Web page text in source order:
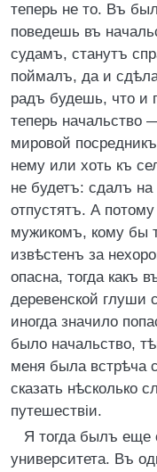
теперь не то. Въ
поведешь въ
судамъ, станутъ
поймалъ, да и
радъ будешь, что и
теперь начальство
мировой
нему или хоть къ
не будетъ: сдалъ
отпустятъ. А
мужикомъ, кому бы
извѣстенъ за
опасна, тогда какъ
деревенской
иногда значило
было начальство,
меня была встрѣча
сказать нѣсколько
путешествіи.
Я тогда былъ еще
университета. Въ